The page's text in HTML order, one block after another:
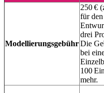
Modellierungsgebühr
250 €
für den
drei
Die
bei
100
mehr.